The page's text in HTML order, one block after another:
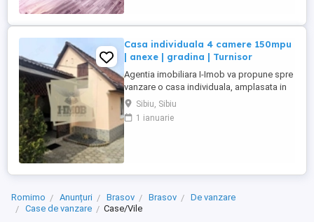
Selimbar, zona ...
Casa individuala 4 camere 150mpu
| anexe | gradina | Turnisor
Agentia imobiliara I-Imob va propune spre
vanzare o casa individuala, amplasata in
cartierul Turnisor, intr-o zona linistita de
case, ideala pentru locuit sau investitie.
Proprietatea dispune de o suprafata utila
Sibiu, Sibiu
1 ianuarie
Romimo Anunțuri Brasov Brasov
De vanzare
Case de vanzare
Case/Vile